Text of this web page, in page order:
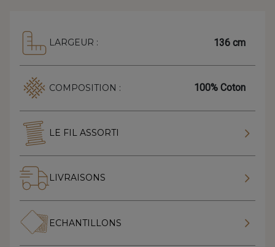
LARGEUR : 136 cm
COMPOSITION : 100% Coton
LE FIL ASSORTI
LIVRAISONS
ECHANTILLONS